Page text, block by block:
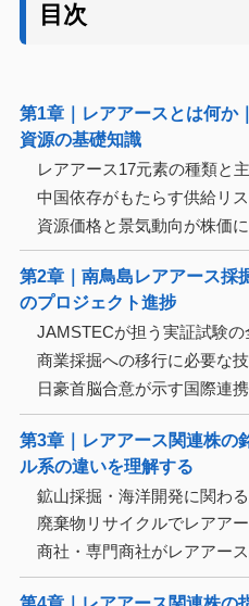
目次
第1章｜レアアースとは何か
資源の基礎知識
レアアース17元素の種類と
中国依存がもたらす供給リ
資源価格と景気動向が株価
第2章｜南鳥島レアアース採
のプロジェクト進捗
JAMSTECが担う実証試験の
商業採掘への移行に必要な
日豪首脳合意が示す国際連
第3章｜レアアース関連株の
ル系の違いを理解する
鉱山採掘・海洋開発に関わ
廃棄物リサイクルでレアア
商社・専門商社がレアアー